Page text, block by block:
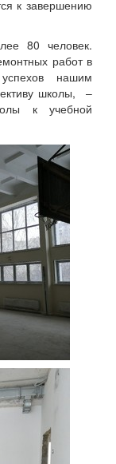
к завершению
80 человек.
работ в
нашим
школы, –
к учебной